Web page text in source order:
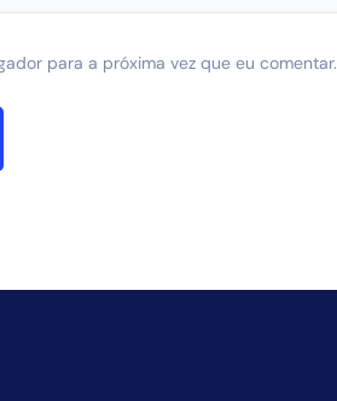
para a próxima vez que eu comentar.